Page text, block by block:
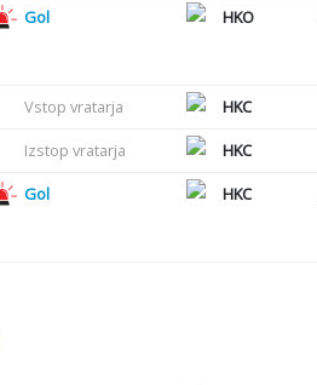
Gol HKO
Vstop vratarja HKC
Izstop vratarja HKC
Gol HKC